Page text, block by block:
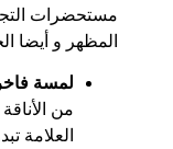
مستحضرات
المظهر و أيضا
لمسة
من
العلامة